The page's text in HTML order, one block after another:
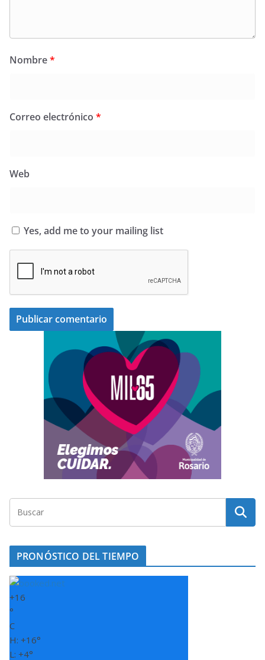
Nombre*
Correo electrónico *
Web
Yes, add me to your mailing list
PRONÓSTICO DEL TIEMPO
+16
°
C
H: +16°
L: +4°